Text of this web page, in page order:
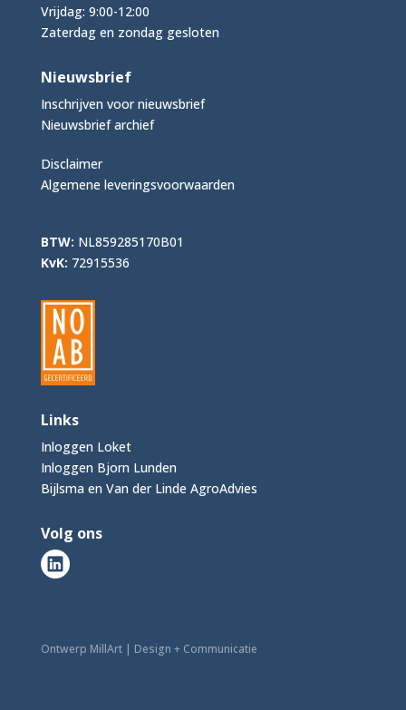
Vrijdag: 9:00-12:00
Zaterdag en zondag gesloten
Nieuwsbrief
Inschrijven voor nieuwsbrief
Nieuwsbrief archief
Disclaimer
Algemene leveringsvoorwaarden
BTW: NL859285170B01
KvK: 72915536
Links
Inloggen Loket
Inloggen Bjorn Lunden
Bijlsma en Van der Linde AgroAdvies
Volg ons
Ontwerp MillArt | Design + Communicatie